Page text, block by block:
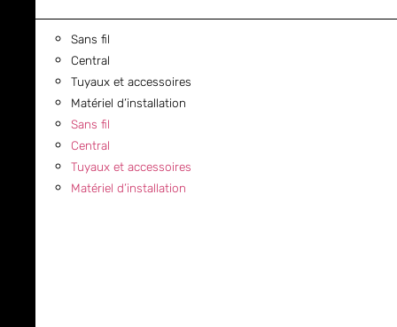
Sans fil
Central
Tuyaux et accessoires
Matériel d’installation
Sans fil
Central
Tuyaux et accessoires
Matériel d’installation